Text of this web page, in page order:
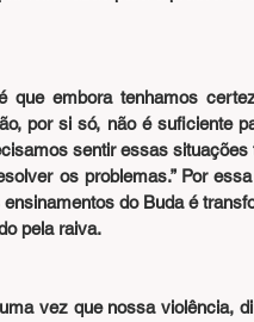
que embora tenhamos
por si só, não é suficiente
sentir essas
os problemas.” Por
do Buda é
pela raiva.
vez que nossa violência,